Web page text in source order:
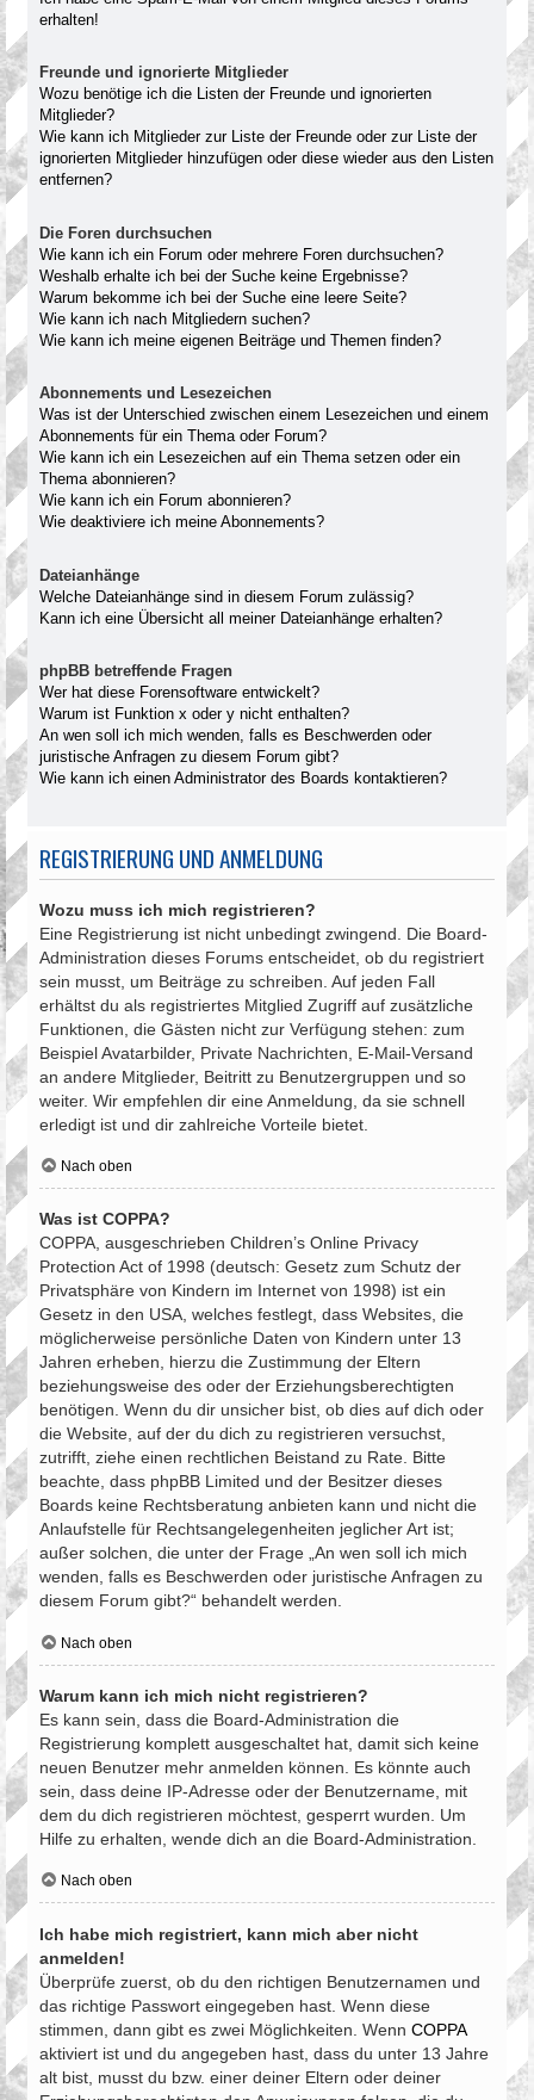
erhalten!
Freunde und ignorierte Mitglieder
Wozu benötige ich die Listen der Freunde und ignorierten
Mitglieder?
Wie kann ich Mitglieder zur Liste der Freunde oder zur Liste der
ignorierten Mitglieder hinzufügen oder diese wieder aus den Listen
entfernen?
Die Foren durchsuchen
Wie kann ich ein Forum oder mehrere Foren durchsuchen?
Weshalb erhalte ich bei der Suche keine Ergebnisse?
Warum bekomme ich bei der Suche eine leere Seite?
Wie kann ich nach Mitgliedern suchen?
Wie kann ich meine eigenen Beiträge und Themen finden?
Abonnements und Lesezeichen
Was ist der Unterschied zwischen einem Lesezeichen und einem
Abonnements für ein Thema oder Forum?
Wie kann ich ein Lesezeichen auf ein Thema setzen oder ein
Thema abonnieren?
Wie kann ich ein Forum abonnieren?
Wie deaktiviere ich meine Abonnements?
Dateianhänge
Welche Dateianhänge sind in diesem Forum zulässig?
Kann ich eine Übersicht all meiner Dateianhänge erhalten?
phpBB betreffende Fragen
Wer hat diese Forensoftware entwickelt?
Warum ist Funktion x oder y nicht enthalten?
An wen soll ich mich wenden, falls es Beschwerden oder
juristische Anfragen zu diesem Forum gibt?
Wie kann ich einen Administrator des Boards kontaktieren?
REGISTRIERUNG UND ANMELDUNG
Wozu muss ich mich registrieren?
Eine Registrierung ist nicht unbedingt zwingend. Die Board-
Administration dieses Forums entscheidet, ob du registriert
sein musst, um Beiträge zu schreiben. Auf jeden Fall
erhältst du als registriertes Mitglied Zugriff auf zusätzliche
Funktionen, die Gästen nicht zur Verfügung stehen: zum
Beispiel Avatarbilder, Private Nachrichten, E-Mail-Versand
an andere Mitglieder, Beitritt zu Benutzergruppen und so
weiter. Wir empfehlen dir eine Anmeldung, da sie schnell
erledigt ist und dir zahlreiche Vorteile bietet.
Nach oben
Was ist COPPA?
COPPA, ausgeschrieben Children’s Online Privacy
Protection Act of 1998 (deutsch: Gesetz zum Schutz der
Privatsphäre von Kindern im Internet von 1998) ist ein
Gesetz in den USA, welches festlegt, dass Websites, die
möglicherweise persönliche Daten von Kindern unter 13
Jahren erheben, hierzu die Zustimmung der Eltern
beziehungsweise des oder der Erziehungsberechtigten
benötigen. Wenn du dir unsicher bist, ob dies auf dich oder
die Website, auf der du dich zu registrieren versuchst,
zutrifft, ziehe einen rechtlichen Beistand zu Rate. Bitte
beachte, dass phpBB Limited und der Besitzer dieses
Boards keine Rechtsberatung anbieten kann und nicht die
Anlaufstelle für Rechtsangelegenheiten jeglicher Art ist;
außer solchen, die unter der Frage „An wen soll ich mich
wenden, falls es Beschwerden oder juristische Anfragen zu
diesem Forum gibt?“ behandelt werden.
Nach oben
Warum kann ich mich nicht registrieren?
Es kann sein, dass die Board-Administration die
Registrierung komplett ausgeschaltet hat, damit sich keine
neuen Benutzer mehr anmelden können. Es könnte auch
sein, dass deine IP-Adresse oder der Benutzername, mit
dem du dich registrieren möchtest, gesperrt wurden. Um
Hilfe zu erhalten, wende dich an die Board-Administration.
Nach oben
Ich habe mich registriert, kann mich aber nicht
anmelden!
Überprüfe zuerst, ob du den richtigen Benutzernamen und
das richtige Passwort eingegeben hast. Wenn diese
stimmen, dann gibt es zwei Möglichkeiten. Wenn COPPA
aktiviert ist und du angegeben hast, dass du unter 13 Jahre
alt bist, musst du bzw. einer deiner Eltern oder deiner